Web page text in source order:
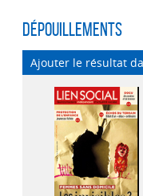
Dépouillements
Ajouter le résultat